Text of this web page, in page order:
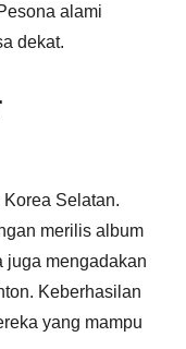
alami
dekat.
Selatan.
merilis album
juga mengadakan
Keberhasilan
yang mampu